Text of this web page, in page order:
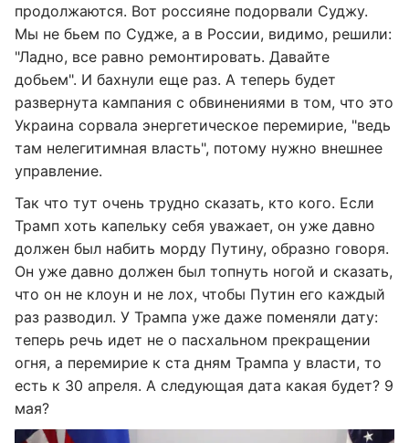
продолжаются. Вот россияне подорвали Суджу.
Мы не бьем по Судже, а в России, видимо, решили:
"Ладно, все равно ремонтировать. Давайте
добьем". И бахнули еще раз. А теперь будет
развернута кампания с обвинениями в том, что это
Украина сорвала энергетическое перемирие, "ведь
там нелегитимная власть", потому нужно внешнее
управление.
Так что тут очень трудно сказать, кто кого. Если
Трамп хоть капельку себя уважает, он уже давно
должен был набить морду Путину, образно говоря.
Он уже давно должен был топнуть ногой и сказать,
что он не клоун и не лох, чтобы Путин его каждый
раз разводил. У Трампа уже даже поменяли дату:
теперь речь идет не о пасхальном прекращении
огня, а перемирие к ста дням Трампа у власти, то
есть к 30 апреля. А следующая дата какая будет? 9
мая?